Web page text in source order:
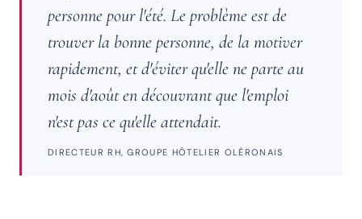
personne pour l'été. Le problème est de
trouver la bonne personne, de la motiver
rapidement, et d'éviter qu'elle ne parte au
mois d'août en découvrant que l'emploi
n'est pas ce qu'elle attendait.
DIRECTEUR RH, GROUPE HÔTELIER OLÉRONAIS